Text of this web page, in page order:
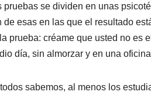
pruebas se dividen en unas
de esas en las que el resultado
prueba: créame que usted no es
día, sin almorzar y en una
sabemos, al menos los